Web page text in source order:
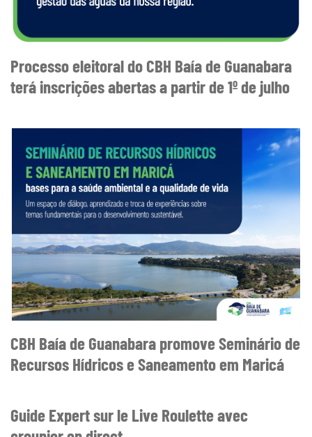
Processo eleitoral do CBH Baía de Guanabara
terá inscrições abertas a partir de 1º de julho
CBH Baía de Guanabara promove Seminário de
Recursos Hídricos e Saneamento em Maricá
Guide Expert sur le Live Roulette avec